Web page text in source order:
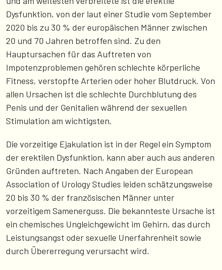
Dysfunktion, von der laut einer Studie vom September
2020 bis zu 30 % der europäischen Männer zwischen
20 und 70 Jahren betroffen sind. Zu den
Hauptursachen für das Auftreten von
Impotenzproblemen gehören schlechte körperliche
Fitness, verstopfte Arterien oder hoher Blutdruck. Von
allen Ursachen ist die schlechte Durchblutung des
Penis und der Genitalien während der sexuellen
Stimulation am wichtigsten.
Die vorzeitige Ejakulation ist in der Regel ein Symptom
der erektilen Dysfunktion, kann aber auch aus anderen
Gründen auftreten. Nach Angaben der European
Association of Urology Studies leiden schätzungsweise
20 bis 30 % der französischen Männer unter
vorzeitigem Samenerguss. Die bekannteste Ursache ist
ein chemisches Ungleichgewicht im Gehirn, das durch
Leistungsangst oder sexuelle Unerfahrenheit sowie
durch Übererregung verursacht wird.